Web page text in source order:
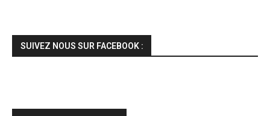
SUIVEZ NOUS SUR FACEBOOK :